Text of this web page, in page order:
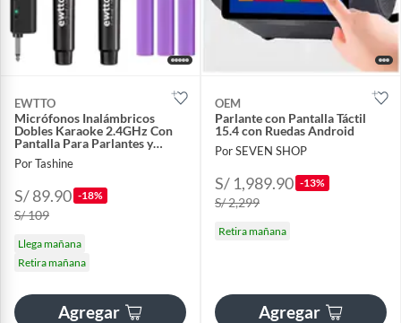
EWTTO
Micrófonos Inalámbricos
Dobles Karaoke 2.4GHz Con
Pantalla Para Parlantes y
Eventos
Por Tashine
S/ 89.90 -18%
S/ 109
Llega mañana
Retira mañana
Agregar
OEM
Parlante con Pantalla Táctil
15.4 con Ruedas Android
Por SEVEN SHOP
S/ 1,989.90 -13%
S/ 2,299
Retira mañana
Agregar